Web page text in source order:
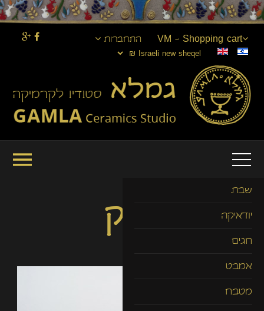
VM - Shopping cart התחברות
שבת
יודאיקה
חגים
אמבט
מטבח
ירוק